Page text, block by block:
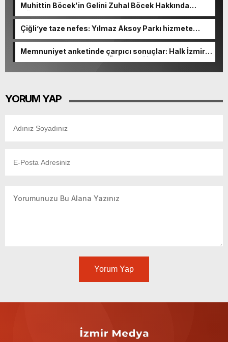
Muhittin Böcek'in Gelini Zuhal Böcek Hakkında
Gözaltı Kararı!
Çiğli’ye taze nefes: Yılmaz Aksoy Parkı hizmete
Memnuniyet anketinde çarpıcı sonuçlar: Halk İzmirli
başkanlardan memnun, Ömer Eşki ilk sırada
YORUM YAP
Yorum Yap